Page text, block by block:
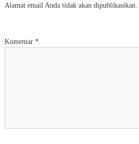
Alamat email Anda tidak akan dipublikasikan.
Komentar *